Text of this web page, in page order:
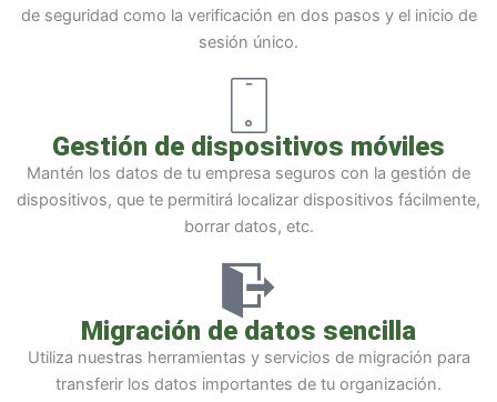
de seguridad como la verificación en dos pasos y el inicio de
sesión único.
Gestión de dispositivos móviles
Mantén los datos de tu empresa seguros con la gestión de
dispositivos, que te permitirá localizar dispositivos fácilmente,
borrar datos, etc.
Migración de datos sencilla
Utiliza nuestras herramientas y servicios de migración para
transferir los datos importantes de tu organización.